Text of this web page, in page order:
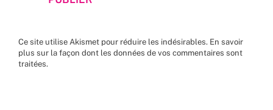
Ce site utilise Akismet pour réduire les indésirables. En savoir
plus sur la façon dont les données de vos commentaires sont
traitées.